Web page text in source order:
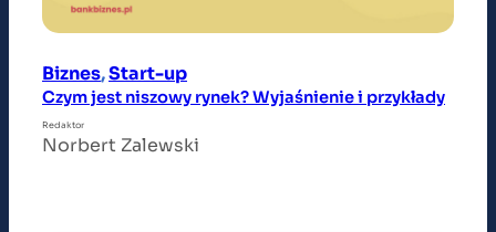
Biznes, Start-up
Czym jest niszowy rynek? Wyjaśnienie i przykłady
Redaktor
Norbert Zalewski